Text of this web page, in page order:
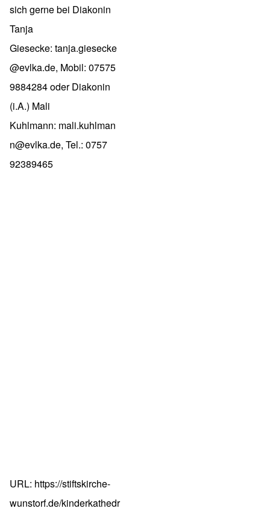
sich gerne bei Diakonin
Tanja
Giesecke: tanja.giesecke
@evlka.de, Mobil: 07575
9884284 oder Diakonin
(i.A.) Mali
Kuhlmann: mali.kuhlman
n@evlka.de, Tel.: 0757
92389465
URL: https://stiftskirche-
wunstorf.de/kinderkathedr